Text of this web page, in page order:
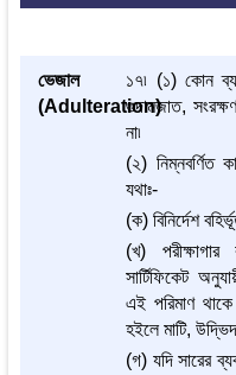
ভেজাল
(Adulteration)
১৭৷ (১) কোন
গুদামজাত,
না৷
(২) নিম্নবর্ণিত
যথাঃ-
(ক) বিনির্দেশ
(খ)
সার্টিফিকেট
এই পরিমাণ থাকে
হইলে মাটি,
(গ) যদি সারের